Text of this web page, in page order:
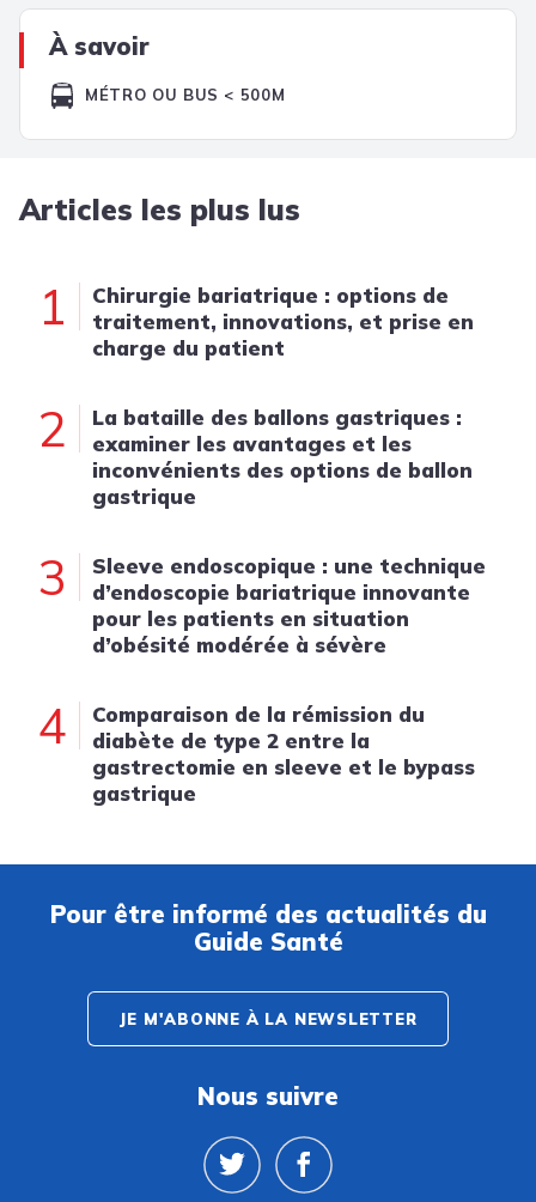
À savoir
MÉTRO OU BUS < 500M
Articles les plus lus
1
Chirurgie bariatrique : options de
traitement, innovations, et prise en
charge du patient
2
La bataille des ballons gastriques :
examiner les avantages et les
inconvénients des options de ballon
gastrique
3
Sleeve endoscopique : une technique
d’endoscopie bariatrique innovante
pour les patients en situation
d’obésité modérée à sévère
4
Comparaison de la rémission du
diabète de type 2 entre la
gastrectomie en sleeve et le bypass
gastrique
Pour être informé des actualités du
Guide Santé
JE M'ABONNE À LA NEWSLETTER
Nous suivre